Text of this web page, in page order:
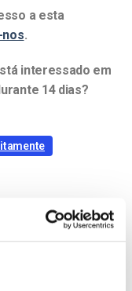
a esta
.
interessado em
14 dias?
Customer